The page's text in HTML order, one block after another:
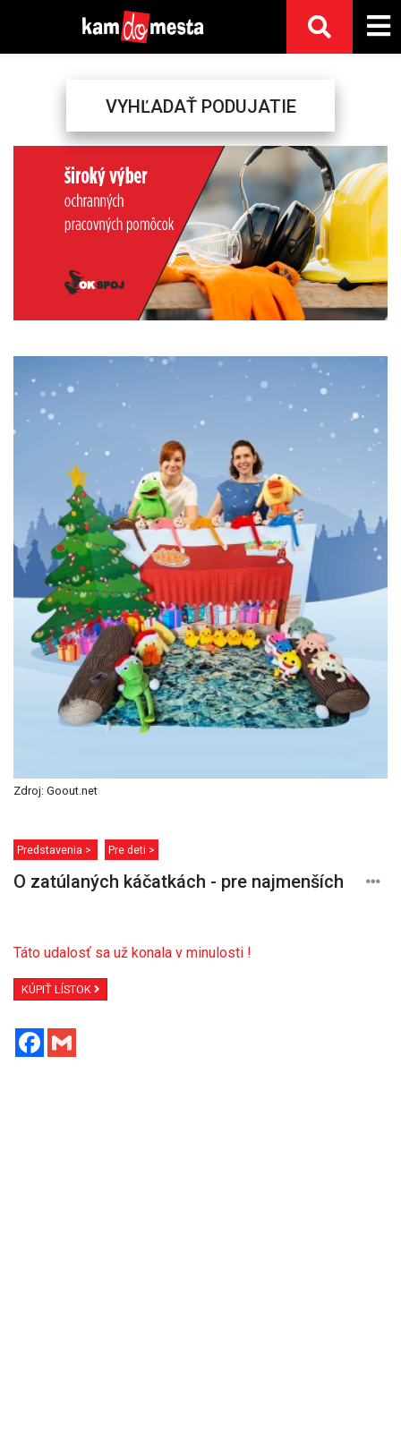
VYHĽADAŤ PODUJATIE
Next
Zdroj: Goout.net
Predstavenia > Pre deti >
O zatúlaných káčatkách - pre najmenších
Táto udalosť sa už konala v minulosti !
KÚPIŤ LÍSTOK
Facebook